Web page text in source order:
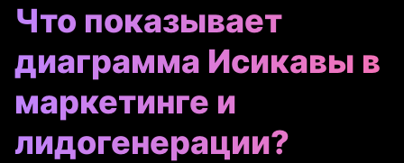
Что показывает
диаграмма Исикавы в
маркетинге и
лидогенерации?